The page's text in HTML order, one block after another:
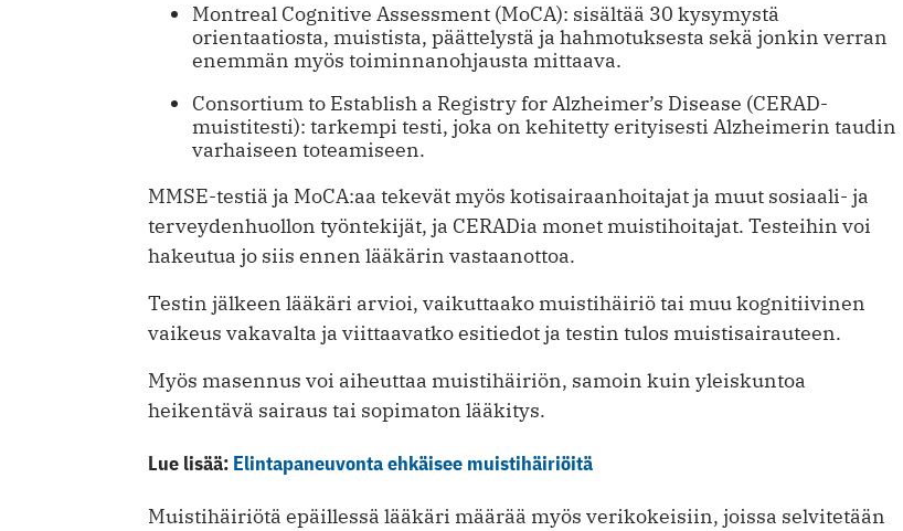
Montreal Cognitive Assessment (MoCA): sisältää 30 kysymystä
orientaatiosta, muistista, päättelystä ja hahmotuksesta sekä jonkin verran
enemmän myös toiminnanohjausta mittaava.
Consortium to Establish a Registry for Alzheimer’s Disease (CERAD-
muistitesti): tarkempi testi, joka on kehitetty erityisesti Alzheimerin taudin
varhaiseen toteamiseen.
MMSE-testiä ja MoCA:aa tekevät myös kotisairaanhoitajat ja muut sosiaali- ja
terveydenhuollon työntekijät, ja CERADia monet muistihoitajat. Testeihin voi
hakeutua jo siis ennen lääkärin vastaanottoa.
Testin jälkeen lääkäri arvioi, vaikuttaako muistihäiriö tai muu kognitiivinen
vaikeus vakavalta ja viittaavatko esitiedot ja testin tulos muistisairauteen.
Myös masennus voi aiheuttaa muistihäiriön, samoin kuin yleiskuntoa
heikentävä sairaus tai sopimaton lääkitys.
Lue lisää: Elintapaneuvonta ehkäisee muistihäiriöitä
Muistihäiriötä epäillessä lääkäri määrää myös verikokeisiin, joissa selvitetään